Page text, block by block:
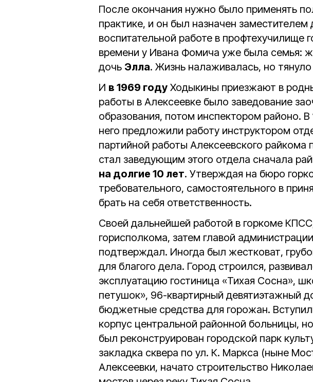
После окончания нужно было применять
практике, и он был назначен заместителем
воспитательной работе в профтехучилище
времени у Ивана Фомича уже была семья:
дочь Элла. Жизнь налаживалась, но
И в 1969 году Ходыкины приезжают в
работы в Алексеевке было заведование
образования, потом инспектором районо. В
него предложили работу инструктором
партийной работы Алексеевского райкома
стал заведующим этого отдела сначала
на долгие 10 лет. Утверждая на бюро
требовательного, самостоятельного в
брать на себя ответственность.
Своей дальнейшей работой в горкоме
горисполкома, затем главой
подтверждал. Иногда был жестковат,
для благого дела. Город строился,
эксплуатацию гостиница «Тихая Сосна»,
петушок», 96-квартирный девятиэтажный
бюджетные средства для горожан.
корпус центральной районной больницы,
был реконструирован городской парк
закладка сквера по ул. К. Маркса (ныне
Алексеевки, начато строительство